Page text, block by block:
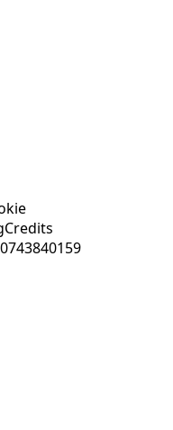
Credits